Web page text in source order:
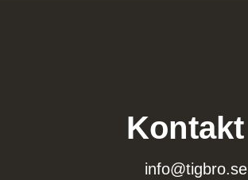
Kontakt
info@tigbro.se